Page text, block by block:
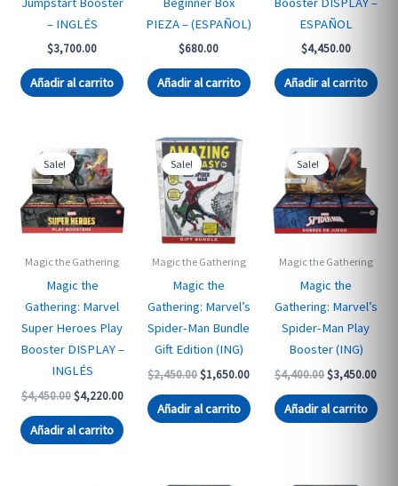
– INGLÉS
$3,700.00
Añadir al carrito
PIEZA – (ESPAÑOL)
$680.00
Añadir al carrito
ESPAÑOL
$4,450.00
Añadir al carrito
Sale!
Magic the Gathering
Magic the
Gathering: Marvel
Super Heroes Play
Booster DISPLAY –
INGLÉS
$4,450.00 Original
was:
$4,450.00.
$4,220.00Current
is:
$4,220.00.
Añadir al carrito
Sale!
Magic the Gathering
Magic the
Gathering: Marvel’s
Spider-Man Bundle
Gift Edition (ING)
$2,450.00 Original
was:
$2,450.00.
$1,650.00Current
is:
$1,650.00.
Añadir al carrito
Sale!
Magic the Gathering
Magic the
Gathering: Marvel’s
Spider-Man Play
Booster (ING)
$4,400.00 Original
was:
$4,400.00.
$3,450.00
is:
Añadir al carrito